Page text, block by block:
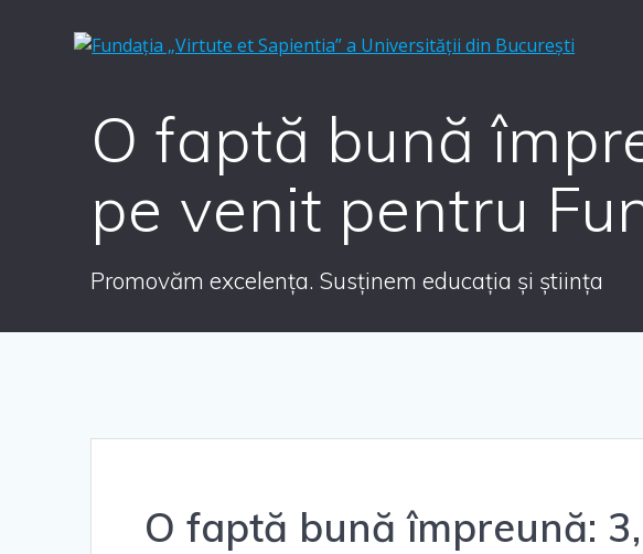
O faptă bună
pe venit pentru
Promovăm excelența. Susținem educația și știința
O faptă bună împreună: